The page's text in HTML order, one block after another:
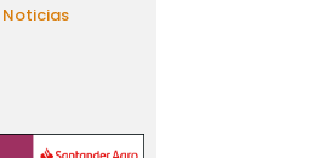
Noticias